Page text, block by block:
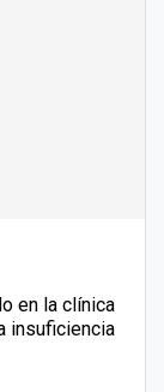
en la clínica
insuficiencia